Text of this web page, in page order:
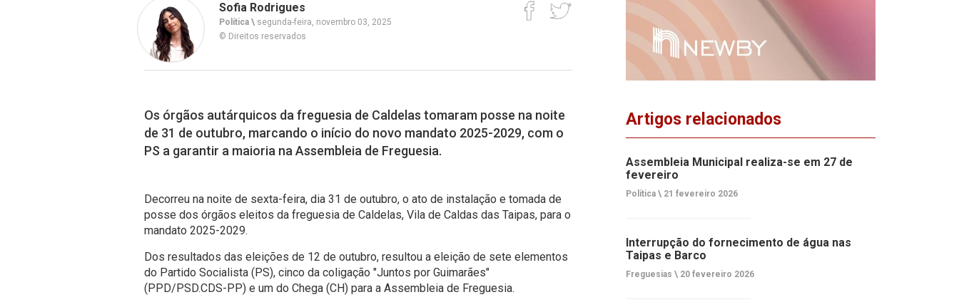
Sofia Rodrigues
Política \ segunda-feira, novembro 03, 2025
© Direitos reservados
Os órgãos autárquicos da freguesia de Caldelas tomaram posse na noite
de 31 de outubro, marcando o início do novo mandato 2025-2029, com o
PS a garantir a maioria na Assembleia de Freguesia.
Decorreu na noite de sexta-feira, dia 31 de outubro, o ato de instalação e tomada de
posse dos órgãos eleitos da freguesia de Caldelas, Vila de Caldas das Taipas, para o
mandato 2025-2029.
Dos resultados das eleições de 12 de outubro, resultou a eleição de sete elementos
do Partido Socialista (PS), cinco da coligação "Juntos por Guimarães"
(PPD/PSD.CDS-PP) e um do Chega (CH) para a Assembleia de Freguesia.
Artigos relacionados
Assembleia Municipal realiza-se em 27 de
fevereiro
Política \ 21 fevereiro 2026
Interrupção do fornecimento de água nas
Taipas e Barco
Freguesias \ 20 fevereiro 2026